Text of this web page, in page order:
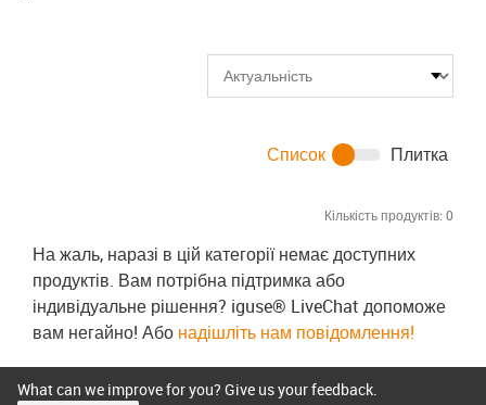
Кількість продуктів: 0
Список Плитка
На жаль, наразі в цій категорії немає доступних
продуктів. Вам потрібна підтримка або
індивідуальне рішення? iguse® LiveChat допоможе
вам негайно! Або надішліть нам повідомлення!
What can we improve for you? Give us your feedback.